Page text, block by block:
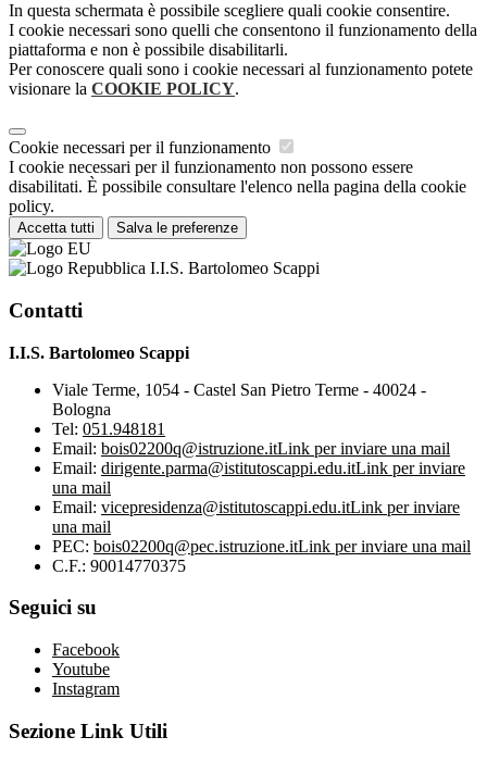
In questa schermata è possibile scegliere quali cookie consentire.
I cookie necessari sono quelli che consentono il funzionamento della
piattaforma e non è possibile disabilitarli.
Per conoscere quali sono i cookie necessari al funzionamento potete
visionare la COOKIE POLICY.
Cookie necessari per il funzionamento
I cookie necessari per il funzionamento non possono essere
disabilitati. È possibile consultare l'elenco nella pagina della cookie
policy.
Accetta tutti Salva le preferenze
I.I.S. Bartolomeo Scappi
Contatti
I.I.S. Bartolomeo Scappi
Viale Terme, 1054 - Castel San Pietro Terme - 40024 -
Bologna
Tel: 051.948181
Email: bois02200q@istruzione.itLink per inviare una mail
Email: dirigente.parma@istitutoscappi.edu.itLink per inviare
una mail
Email: vicepresidenza@istitutoscappi.edu.itLink per inviare
una mail
PEC: bois02200q@pec.istruzione.itLink per inviare una mail
C.F.: 90014770375
Seguici su
Facebook
Youtube
Instagram
Sezione Link Utili